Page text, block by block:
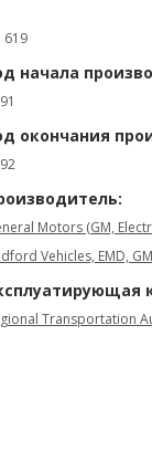
619
начала
окончания
Motors (GM,
Vehicles, EMD,
Transportation